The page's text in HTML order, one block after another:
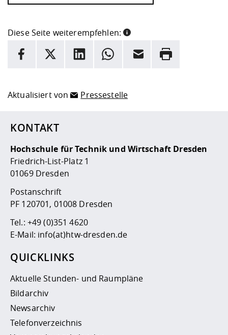
Diese Seite weiterempfehlen:
INFORMATION
Facebook
X LinkedInWhatsappE-Mail Drucken
Aktualisiert von Pressestelle
KONTAKT
Hochschule für Technik und Wirtschaft Dresden
Friedrich-List-Platz 1
01069 Dresden
Postanschrift
PF 120701, 01008 Dresden
Tel.: +49 (0)351 4620
E-Mail: info(at)htw-dresden.de
QUICKLINKS
Aktuelle Stunden- und Raumpläne
Bildarchiv
Newsarchiv
Telefonverzeichnis